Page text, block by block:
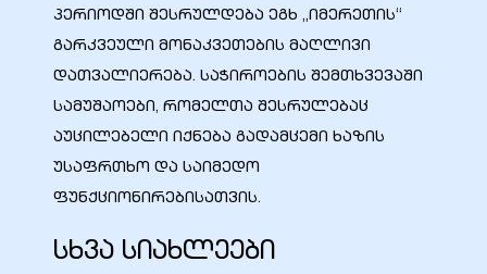
პერიოდში შესრულდება ეგხ „იმერეთის“
გარკვეული მონაკვეთების მაღლივი
დათვალიერება. საჭიროების შემთხვევაში
სამუშაოები, რომელთა შესრულებაც
აუცილებელი იქნება გადამცემი ხაზის
უსაფრთხო და საიმედო
ფუნქციონირებისათვის.
სხვა სიახლეები